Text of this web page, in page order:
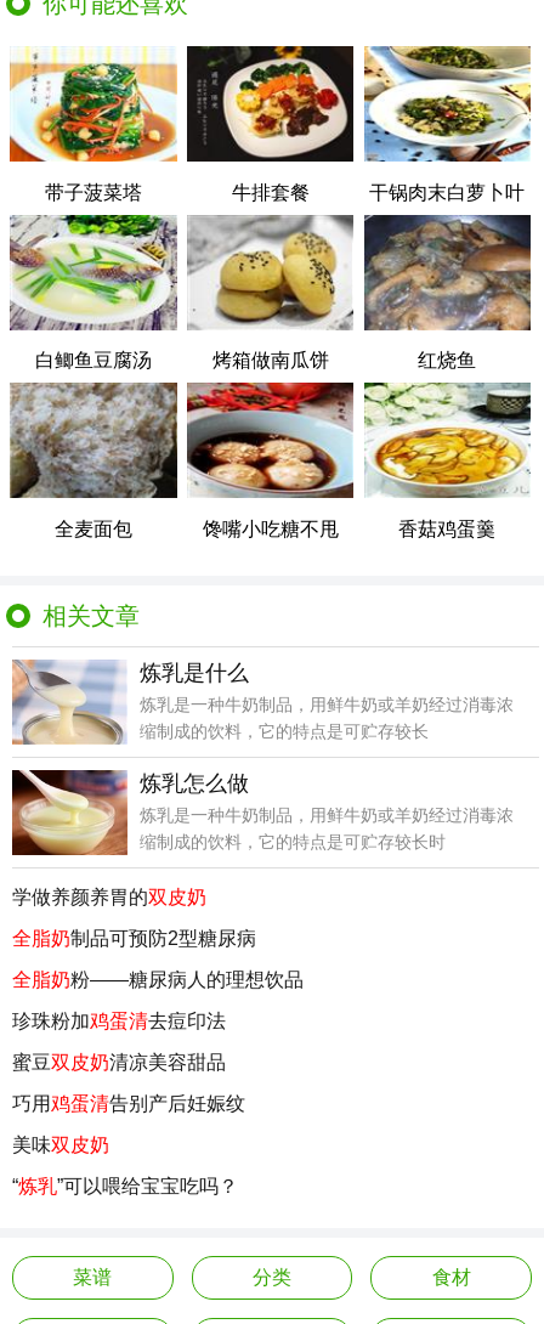
带子菠菜塔 牛排套餐 干锅肉末白萝卜叶
白鲫鱼豆腐汤 烤箱做南瓜饼 红烧鱼
全麦面包 馋嘴小吃糖不甩 香菇鸡蛋羹
相关文章
炼乳是什么
炼乳是一种牛奶制品，用鲜牛奶或羊奶经过消毒浓
缩制成的饮料，它的特点是可贮存较长
炼乳怎么做
炼乳是一种牛奶制品，用鲜牛奶或羊奶经过消毒浓
缩制成的饮料，它的特点是可贮存较长时
学做养颜养胃的双皮奶
全脂奶制品可预防2型糖尿病
全脂奶粉——糖尿病人的理想饮品
珍珠粉加鸡蛋清去痘印法
蜜豆双皮奶清凉美容甜品
巧用 鸡蛋清告别产后妊娠纹
美味双皮奶
“炼乳”可以喂给宝宝吃吗？
菜谱 分类 食材